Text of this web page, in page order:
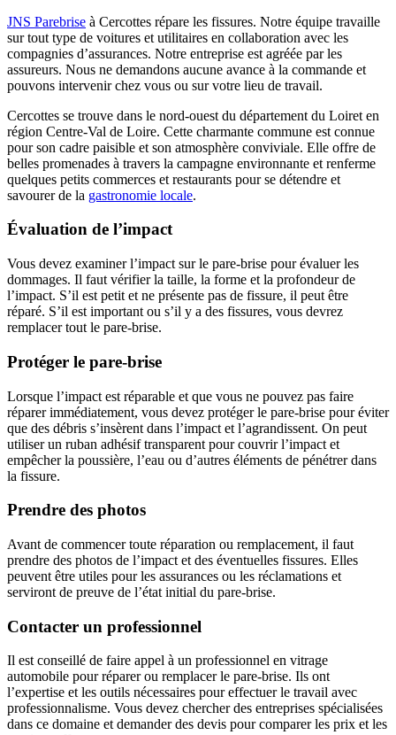
JNS Parebrise à Cercottes répare les fissures. Notre équipe travaille
sur tout type de voitures et utilitaires en collaboration avec les
compagnies d’assurances. Notre entreprise est agréée par les
assureurs. Nous ne demandons aucune avance à la commande et
pouvons intervenir chez vous ou sur votre lieu de travail.
Cercottes se trouve dans le nord-ouest du département du Loiret en
région Centre-Val de Loire. Cette charmante commune est connue
pour son cadre paisible et son atmosphère conviviale. Elle offre de
belles promenades à travers la campagne environnante et renferme
quelques petits commerces et restaurants pour se détendre et
savourer de la gastronomie locale.
Évaluation de l’impact
Vous devez examiner l’impact sur le pare-brise pour évaluer les
dommages. Il faut vérifier la taille, la forme et la profondeur de
l’impact. S’il est petit et ne présente pas de fissure, il peut être
réparé. S’il est important ou s’il y a des fissures, vous devrez
remplacer tout le pare-brise.
Protéger le pare-brise
Lorsque l’impact est réparable et que vous ne pouvez pas faire
réparer immédiatement, vous devez protéger le pare-brise pour éviter
que des débris s’insèrent dans l’impact et l’agrandissent. On peut
utiliser un ruban adhésif transparent pour couvrir l’impact et
empêcher la poussière, l’eau ou d’autres éléments de pénétrer dans
la fissure.
Prendre des photos
Avant de commencer toute réparation ou remplacement, il faut
prendre des photos de l’impact et des éventuelles fissures. Elles
peuvent être utiles pour les assurances ou les réclamations et
serviront de preuve de l’état initial du pare-brise.
Contacter un professionnel
Il est conseillé de faire appel à un professionnel en vitrage
automobile pour réparer ou remplacer le pare-brise. Ils ont
l’expertise et les outils nécessaires pour effectuer le travail avec
professionnalisme. Vous devez chercher des entreprises spécialisées
dans ce domaine et demander des devis pour comparer les prix et les